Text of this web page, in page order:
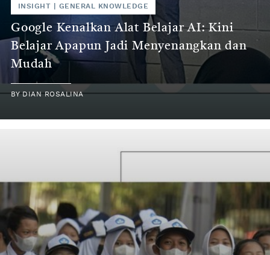
INSIGHT GENERAL KNOWLEDGE
Google Kenalkan Alat Belajar AI: Kini
Belajar Apapun Jadi Menyenangkan dan
Mudah
BYDIAN ROSALINA